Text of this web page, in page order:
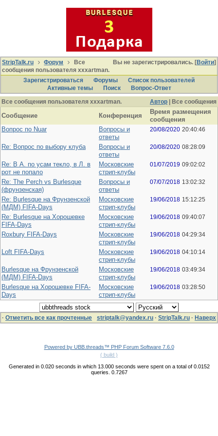
Вы не зарегистрировались. [Войти]
StripTalk.ru Форум
Все
сообщения пользователя xxxartman.
Зарегистрироваться
Форумы
Список пользователей
Активные темы
Поиcк
Вопрос-Ответ
Автор | Все сообщения
Все сообщения пользователя xxxartman.
Сообщение Конференция
Время размещения
сообщения
Вопрос по Nuar
Вопросы и
ответы
20/08/2020 20:40:46
Re: Вопрос по выбору клуба
Вопросы и
ответы
20/08/2020 08:28:09
Re: В А. по усам текло, в Л. в
рот не попало
Московские
стрип-клубы
01/07/2019 09:02:02
Re: The Perch vs Burlesque
(фрунзенская)
Вопросы и
ответы
07/07/2018 13:02:32
Re: Burlesque на Фрунзенской
(МДМ) FIFA-Days
Московские
стрип-клубы
19/06/2018 15:12:25
Re: Burlesque на Хорошевке
FIFA-Days
Московские
стрип-клубы
19/06/2018 09:40:07
Roxbury FIFA-Days
Московские
стрип-клубы
19/06/2018 04:29:34
Loft FIFA-Days
Московские
стрип-клубы
19/06/2018 04:10:14
Burlesque на Фрунзенской
(МДМ) FIFA-Days
Московские
стрип-клубы
19/06/2018 03:49:34
Burlesque на Хорошевке FIFA-
Days
Московские
стрип-клубы
19/06/2018 03:28:50
· Отметить все как прочтенные striptalk@yandex.ru · StripTalk.ru · Наверх
Powered by UBB.threads™ PHP Forum Software 7.6.0
( build )
Generated in 0.020 seconds in which 13.000 seconds were spent on a total of 0.0152
queries. 0.7267